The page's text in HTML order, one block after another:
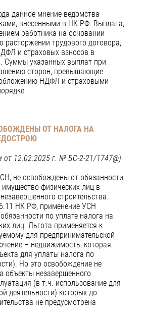
данное мнение ведомства
внесенными в НК РФ. Выплата,
работника на основании
расторжении трудового договора,
и страховых взносов в
Суммы указанных выплат при
сторон, превышающие
НДФЛ и страховыми
ОТ НАЛОГА НА
12.02.2025 г. № БС-2-21/1747@)
не освобождены от обязанности
имущество физических лиц в
строительства.
НК РФ, применение УСН
по уплате налога на
лиц. Льгота применяется к
для предпринимательской
– недвижимость, которая
для уплаты налога по
Но это освобождение не
объекты незавершенного
(в т.ч. использование для
деятельности) которых до
не предусмотрена